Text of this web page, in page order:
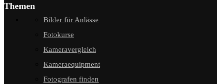
Themen
Bilder für Anlässe
Fotokurse
Kameravergleich
Kameraequipment
Fotografen finden